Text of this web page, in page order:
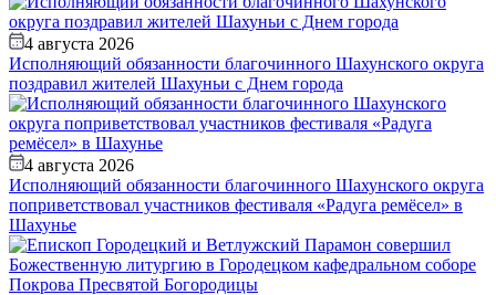
4 августа 2026
Исполняющий обязанности благочинного Шахунского округа
поздравил жителей Шахуньи с Днем города
4 августа 2026
Исполняющий обязанности благочинного Шахунского округа
поприветствовал участников фестиваля «Радуга ремёсел» в
Шахунье